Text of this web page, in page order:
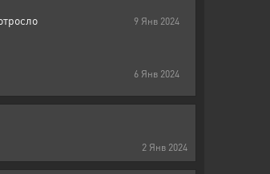
9 Янв 2024
6 Янв 2024
2 Янв 2024